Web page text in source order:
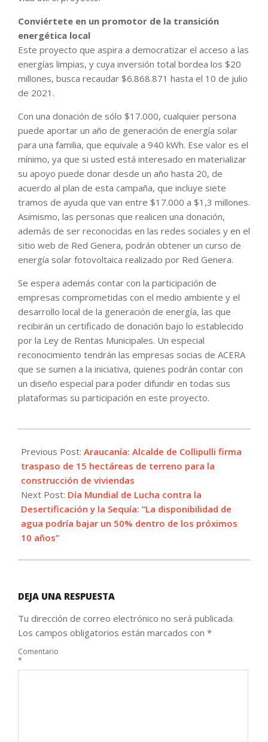
Conviértete en un promotor de la transición
energética local
Este proyecto que aspira a democratizar el acceso a las
energías limpias, y cuya inversión total bordea los $20
millones, busca recaudar $6.868.871 hasta el 10 de julio
de 2021.
Con una donación de sólo $17.000, cualquier persona
puede aportar un año de generación de energía solar
para una familia, que equivale a 940 kWh. Ese valor es el
mínimo, ya que si usted está interesado en materializar
su apoyo puede donar desde un año hasta 20, de
acuerdo al plan de esta campaña, que incluye siete
tramos de ayuda que van entre $17.000 a $1,3 millones.
Asimismo, las personas que realicen una donación,
además de ser reconocidas en las redes sociales y en el
sitio web de Red Genera, podrán obtener un curso de
energía solar fotovoltaica realizado por Red Genera.
Se espera además contar con la participación de
empresas comprometidas con el medio ambiente y el
desarrollo local de la generación de energía, las que
recibirán un certificado de donación bajo lo establecido
por la Ley de Rentas Municipales. Un especial
reconocimiento tendrán las empresas socias de ACERA
que se sumen a la iniciativa, quienes podrán contar con
un diseño especial para poder difundir en todas sus
plataformas su participación en este proyecto.
06-
17
Previous Post: Araucanía: Alcalde de Collipulli firma
traspaso de 15 hectáreas de terreno para la
construcción de viviendas
Next Post: Día Mundial de Lucha contra la
Desertificación y la Sequía: “La disponibilidad de
agua podría bajar un 50% dentro de los próximos
10 años”
DEJA UNA RESPUESTA
Tu dirección de correo electrónico no será publicada.
Los campos obligatorios están marcados con *
Comentario
*